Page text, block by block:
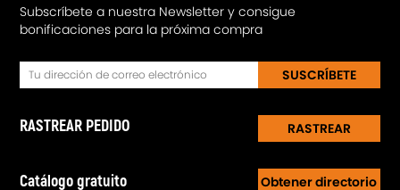
Subscríbete a nuestra Newsletter y consigue
bonificaciones para la próxima compra
SUSCRÍBETE
RASTREAR PEDIDO RASTREAR
Catálogo gratuito Obtener directorio